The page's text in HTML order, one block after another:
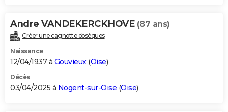
Andre VANDEKERCKHOVE (87 ans)
Créer une cagnotte obsèques
Naissance
12/04/1937 à Gouvieux(Oise)
Décès
03/04/2025 à Nogent-sur-Oise (Oise)